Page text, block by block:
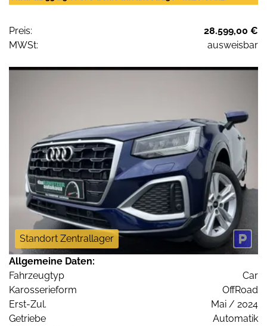
Preis:
28.599,00 €
MWSt:
ausweisbar
Standort Zentrallager
Allgemeine Daten:
Fahrzeugtyp
Car
Karosserieform
OffRoad
Erst-Zul.
Mai / 2024
Getriebe
Automatik